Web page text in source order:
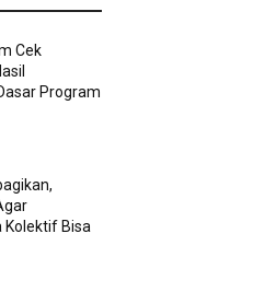
Cek
Program
Kolektif Bisa